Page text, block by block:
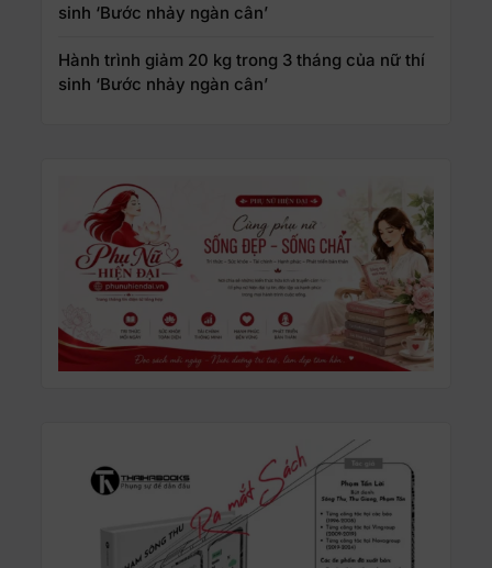
sinh ‘Bước nhảy ngàn cân’
Hành trình giảm 20 kg trong 3 tháng của nữ thí
sinh ‘Bước nhảy ngàn cân’